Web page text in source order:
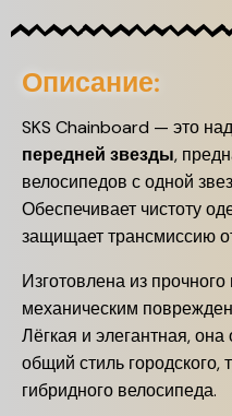
Описание:
SKS Chainboard — это
передней звезды,
велосипедов с одной
Обеспечивает чистоту
защищает трансмиссию
Изготовлена из прочного
механическим
Лёгкая и элегантная,
общий стиль городского,
гибридного велосипеда.